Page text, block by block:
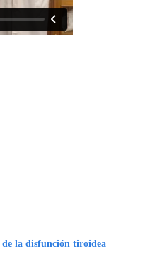
de la disfunción tiroidea